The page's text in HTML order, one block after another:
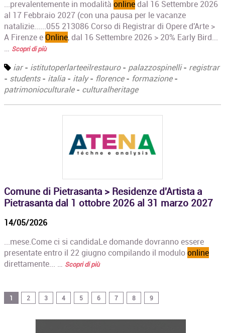
...prevalentemente in modalitàonlinedal 16 Settembre 2026
al 17 Febbraio 2027 (con una pausa per le vacanze
natalizie......055 213086 Corso di Registrar di Opere d'Arte >
A Firenze eOnline, dal 16 Settembre 2026 > 20% Early Bird...
… Scopri di più
iar- istitutoperlarteeilrestauro- palazzospinelli- registrar
- students- italia- italy- florence- formazione-
patrimonioculturale- culturalheritage
Comune di Pietrasanta > Residenze d'Artista a
Pietrasanta dal 1 ottobre 2026 al 31 marzo 2027
14/05/2026
...mese.Come ci si candidaLe domande dovranno essere
presentate entro il 22 giugno compilando il moduloonline
direttamente... … Scopri di più
1 2 3 4 5 6 7 8 9